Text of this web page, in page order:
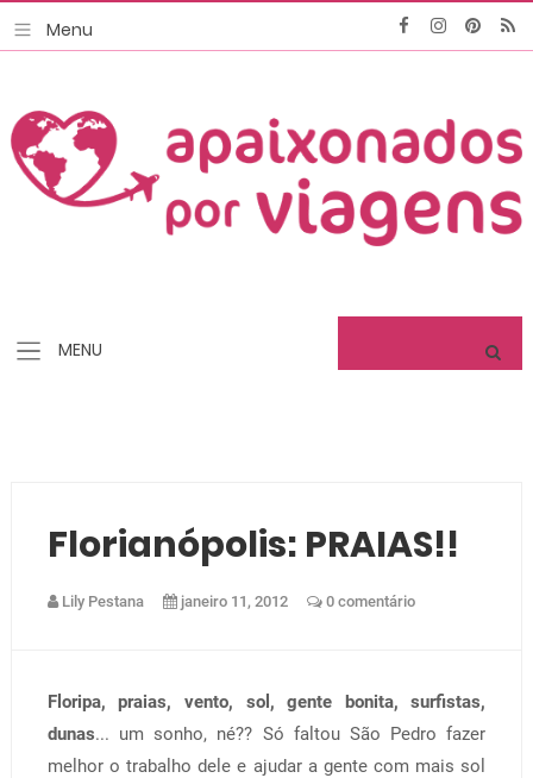
Florianópolis: PRAIAS!!
Lily Pestana janeiro 11, 2012 0 comentário
Floripa, praias, vento, sol, gente bonita, surfistas,
dunas... um sonho, né?? Só faltou São Pedro fazer
melhor o trabalho dele e ajudar a gente com mais sol